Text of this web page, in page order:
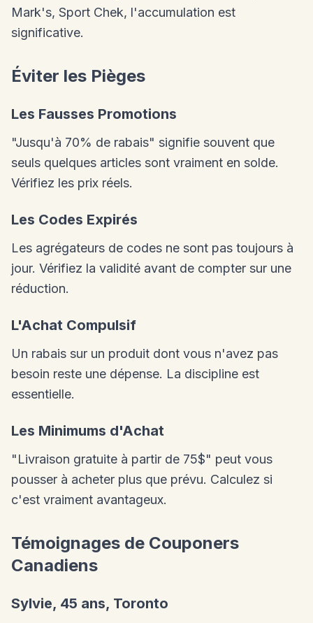
Mark's, Sport Chek, l'accumulation est
significative.
Éviter les Pièges
Les Fausses Promotions
"Jusqu'à 70% de rabais" signifie souvent que
seuls quelques articles sont vraiment en solde.
Vérifiez les prix réels.
Les Codes Expirés
Les agrégateurs de codes ne sont pas toujours à
jour. Vérifiez la validité avant de compter sur une
réduction.
L'Achat Compulsif
Un rabais sur un produit dont vous n'avez pas
besoin reste une dépense. La discipline est
essentielle.
Les Minimums d'Achat
"Livraison gratuite à partir de 75$" peut vous
pousser à acheter plus que prévu. Calculez si
c'est vraiment avantageux.
Témoignages de Couponers
Canadiens
Sylvie, 45 ans, Toronto